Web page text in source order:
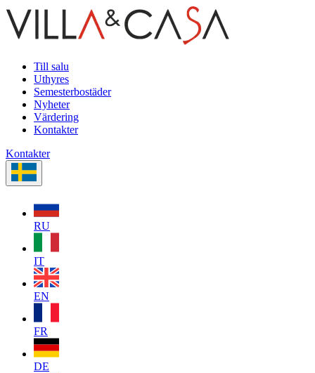
Till salu
Uthyres
Semesterbostäder
Nyheter
Värdering
Kontakter
Kontakter
RU
IT
EN
FR
DE